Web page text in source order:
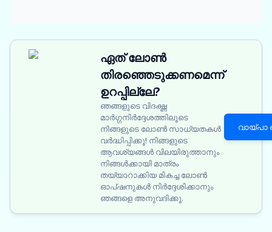
ഏത് ലോൺ
തിരഞ്ഞെടുക്കണമെന്ന്
ഉറപ്പില്ലേ?
ഞങ്ങളുടെ വിദഗ്ദ്ധ
മാർഗ്ഗനിർദ്ദേശത്തിലൂടെ
നിങ്ങളുടെ ലോൺ സാധ്യതകൾ
വർദ്ധിപ്പിക്കൂ! നിങ്ങളുടെ
ആവശ്യങ്ങൾ വിലയിരുത്താനും
നിങ്ങൾക്കായി മാത്രം
തയ്യാറാക്കിയ മികച്ച ലോൺ
ഓപ്ഷനുകൾ നിർദ്ദേശിക്കാനും
ഞങ്ങളെ അനുവദിക്കൂ.